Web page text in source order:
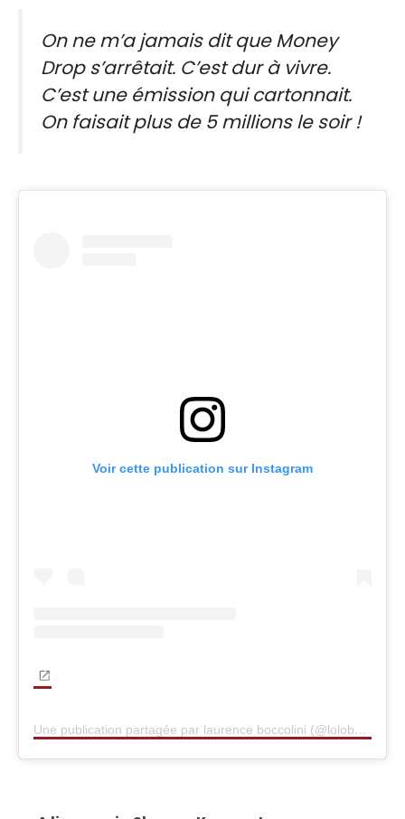
On ne m’a jamais dit que Money
Drop s’arrêtait. ​​C’est dur à vivre.
C’est une émission qui cartonnait.
On faisait plus de 5 millions le soir !
Voir cette publication sur Instagram
Une publication partagée par laurence boccolini (@lolobocco)